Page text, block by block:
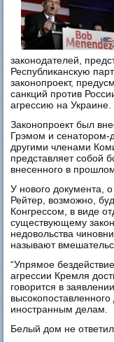
законодателей,
Республиканскую
законопроект,
санкций против
агрессию на Украине.
Законопроект был
Грэмом и
другими членами
представляет собой
внесенного в
У нового документа,
Рейтер, возможно,
Конгрессом, в виде
существующему
недовольства
называют
“Упрямое
агрессии Кремля
говорится в
иностранным делам.
Белый дом не